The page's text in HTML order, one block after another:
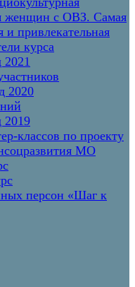
женщин с ОВЗ. Самая
и привлекательная
курса
2021
2020
2019
классов по проекту
МО
персон «Шаг к